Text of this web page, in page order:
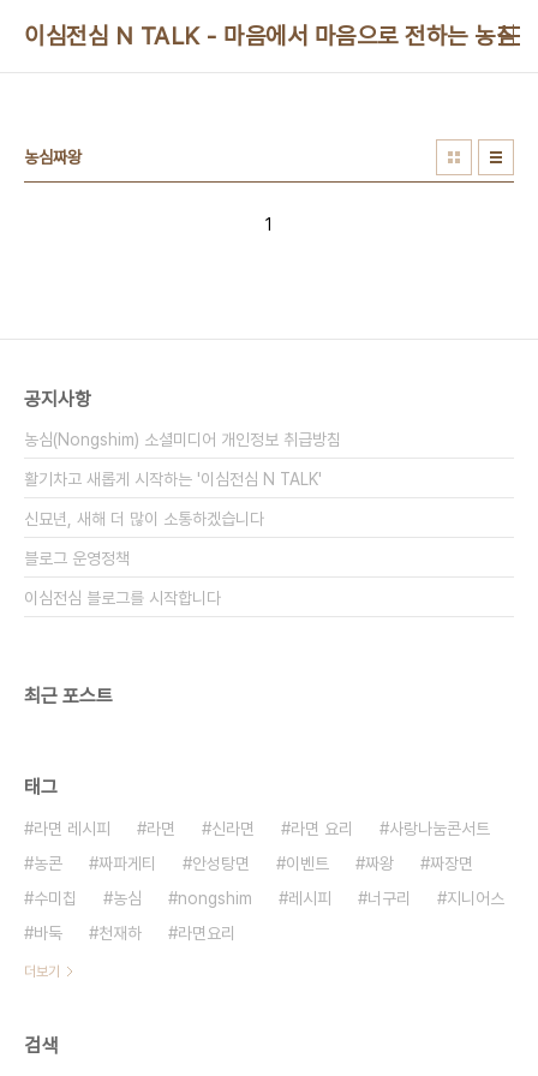
이심전심 N TALK - 마음에서 마음으로 전하는 농심
농심짜왕
1
공지사항
농심(Nongshim) 소셜미디어 개인정보 취급방침
활기차고 새롭게 시작하는 '이심전심 N TALK'
신묘년, 새해 더 많이 소통하겠습니다
블로그 운영정책
이심전심 블로그를 시작합니다
최근 포스트
태그
라면 레시피 라면 신라면 라면 요리
사랑나눔콘서트
농콘
짜파게티 안성탕면 이벤트 짜왕
짜장면
수미칩
농심 nongshim 레시피 너구리
지니어스
바둑
천재하 라면요리
더보기
검색